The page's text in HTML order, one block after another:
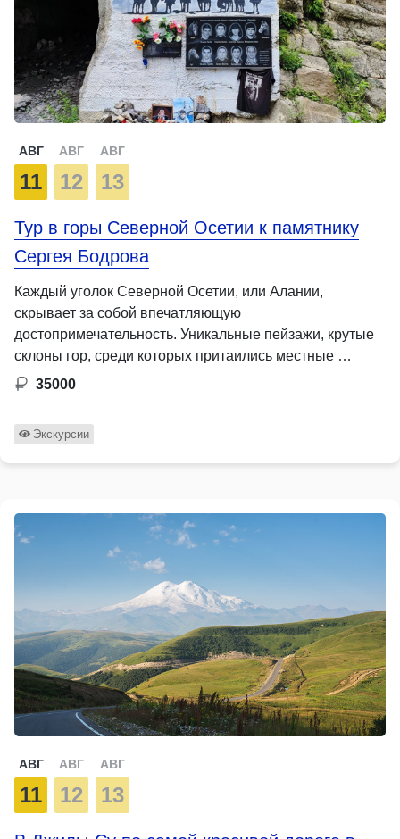
АВГ
11
АВГ
12
АВГ
13
Тур в горы Северной Осетии к памятнику
Сергея Бодрова
Каждый уголок Северной Осетии, или Алании,
скрывает за собой впечатляющую
достопримечательность. Уникальные пейзажи, крутые
склоны гор, среди которых притаились местные …
35000
Экскурсии
АВГ
11
АВГ
12
АВГ
13